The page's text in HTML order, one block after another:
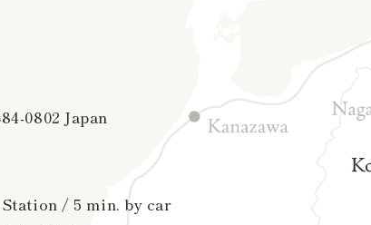
0802 Japan
/ 5 min. by car